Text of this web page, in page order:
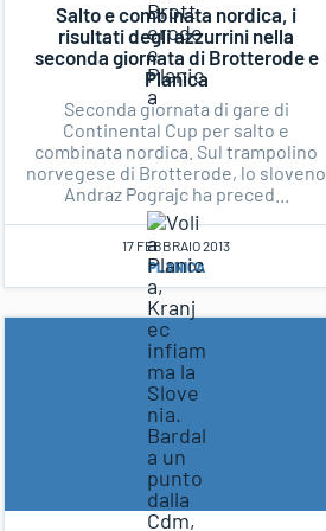
Salto e combinata nordica, i
risultati degli azzurrini nella
seconda giornata di Brotterode e
Planica
Seconda giornata di gare di
Continental Cup per salto e
combinata nordica. Sul trampolino
norvegese di Brotterode, lo sloveno
Andraz Pograjc ha preced...
17 FEBBRAIO 2013
PLANICA